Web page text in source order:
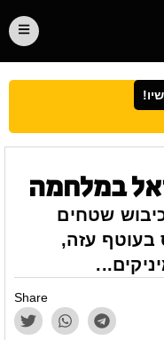
במלחמה
שטחים
בעוטף עזה,
Share